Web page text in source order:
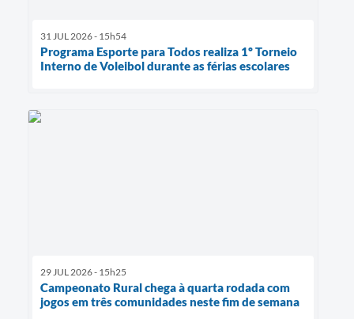
31 JUL 2026 - 15h54
Programa Esporte para Todos realiza 1º Torneio
Interno de Voleibol durante as férias escolares
29 JUL 2026 - 15h25
Campeonato Rural chega à quarta rodada com
jogos em três comunidades neste fim de semana